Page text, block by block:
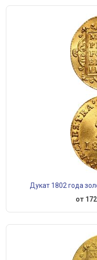
Дукат 1802 года
от